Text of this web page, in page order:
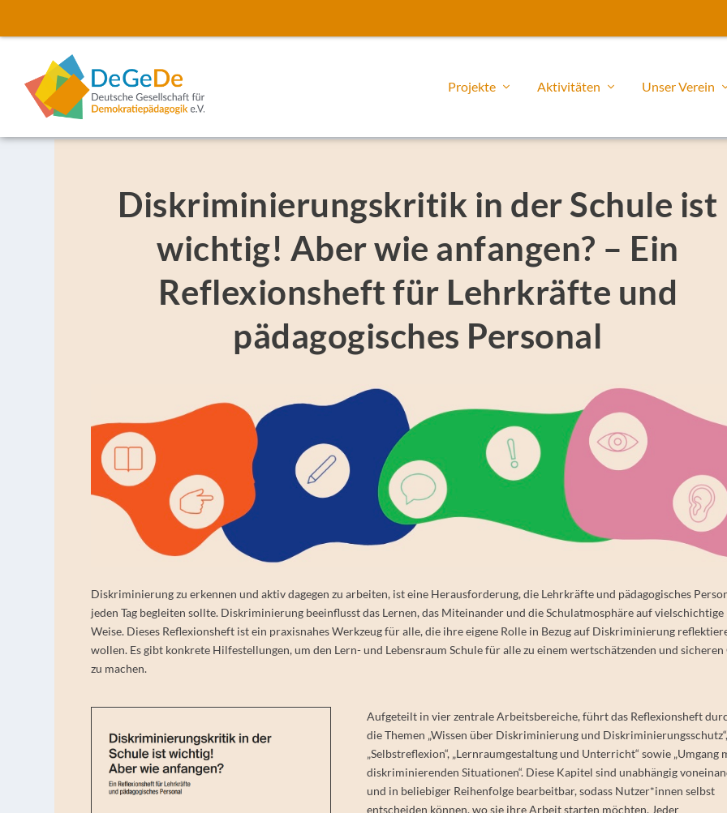
Projekte Aktivitäten Unser Verein
Diskriminierungskritik in der Schule ist
wichtig! Aber wie anfangen? – Ein
Reflexionsheft für Lehrkräfte und
pädagogisches Personal
Diskriminierung zu erkennen und aktiv dagegen zu arbeiten, ist eine Herausforderung, die Lehrkräfte und pädagogisches
jeden Tag begleiten sollte. Diskriminierung beeinflusst das Lernen, das Miteinander und die Schulatmosphäre auf vielschichtige
Weise. Dieses Reflexionsheft ist ein praxisnahes Werkzeug für alle,die ihreeigene Rolle in Bezug auf Diskriminierung
wollen. Es gibt konkrete Hilfestellungen, um den Lern- und Lebensraum Schule für alle zu einem wertschätzenden und
zu machen.
Aufgeteilt in vier zentrale Arbeitsbereiche, führt das Reflexionsheft
die Themen „Wissen über Diskriminierung und Diskriminierungsschutz“,
„Selbstreflexion“, „Lernraumgestaltung und Unterricht“ sowie „Umgang
diskriminierenden Situationen“. Diese Kapitel sind unabhängig
und in beliebiger Reihenfolge bearbeitbar, sodass Nutzer*innen selbst
entscheiden können, wo sie ihre Arbeit starten möchten. Jeder